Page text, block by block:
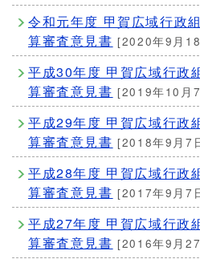
令和元年度 甲賀広域行政
算審査意見書 [2020年9月
平成30年度 甲賀広域行政
算審査意見書 [2019年10月
平成29年度 甲賀広域行政
算審査意見書 [2018年9月7
平成28年度 甲賀広域行政
算審査意見書 [2017年9月7
平成27年度 甲賀広域行政
算審査意見書 [2016年9月